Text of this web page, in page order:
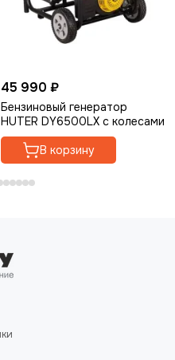
45 990 ₽
Бензиновый генератор
HUTER DY6500LX с колесами
В корзину